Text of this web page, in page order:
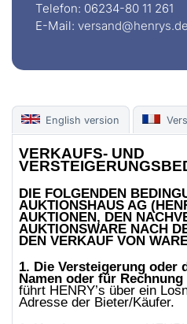
Telefon: 06234-80 11 261
E-Mail: versand@henrys.de
English version